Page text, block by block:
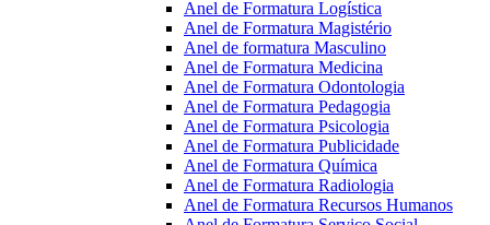
Anel de Formatura Logística
Anel de Formatura Magistério
Anel de formatura Masculino
Anel de Formatura Medicina
Anel de Formatura Odontologia
Anel de Formatura Pedagogia
Anel de Formatura Psicologia
Anel de Formatura Publicidade
Anel de Formatura Química
Anel de Formatura Radiologia
Anel de Formatura Recursos Humanos